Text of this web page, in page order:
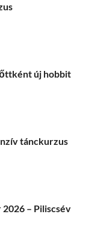
új hobbit
tánckurzus
– Piliscsév